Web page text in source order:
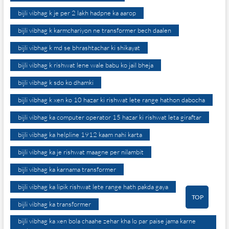
bijli vibhag k je per 2 lakh hadpne ka aarop
bijli vibhag k karmchariyon ne transformer bech daalen
bijli vibhag k md se bhrashtachar ki shikayat
bijli vibhag k rishwat lene wale babu ko jail bheja
bijli vibhag k sdo ko dhamki
bijli vibhag k xen ko 10 hazar ki rishwat lete range hathon dabocha
bijli vibhag ka computer operator 15 hazar ki rishwat leta giraftar
bijli vibhag ka helpline 1912 kaam nahi karta
bijli vibhag ka je rishwat maagne per nilambit
bijli vibhag ka karnama transformer
bijli vibhag ka lipik rishwat lete range hath pakda gaya
bijli vibhag ka transformer
bijli vibhag ka xen bola chaahe zehar kha lo par paise jama karne
TOP